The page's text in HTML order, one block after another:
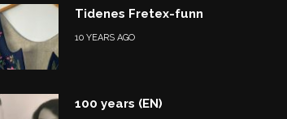
Tidenes Fretex-funn
10 YEARS AGO
100 years (EN)